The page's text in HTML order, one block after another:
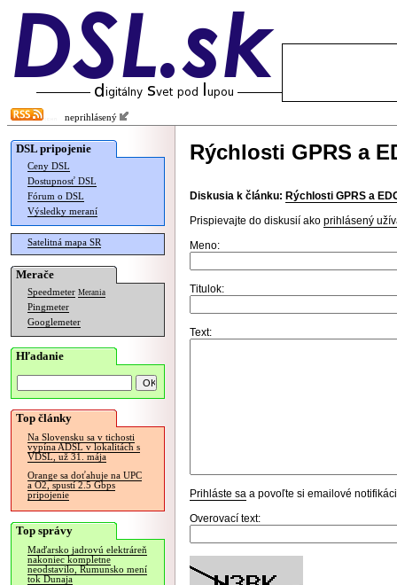
neprihlásený
DSL pripojenie
Ceny DSL
Dostupnosť DSL
Fórum o DSL
Výsledky meraní
Satelitná mapa SR
Merače
Speedmeter Merania
Pingmeter
Googlemeter
Hľadanie
Top články
Na Slovensku sa v tichosti
vypína ADSL v lokalitách s
VDSL, už 31. mája
Orange sa doťahuje na UPC
a O2, spustí 2.5 Gbps
pripojenie
Top správy
Maďarsko jadrovú elektráreň
nakoniec kompletne
neodstavilo, Rumunsko mení
tok Dunaja
Rýchlosti GPRS a
Diskusia k článku: Rýchlosti GPRS a
Prispievajte do diskusií ako prihlásený
Meno:
Titulok:
Text:
Prihláste sa a povoľte si emailové
Overovací text: